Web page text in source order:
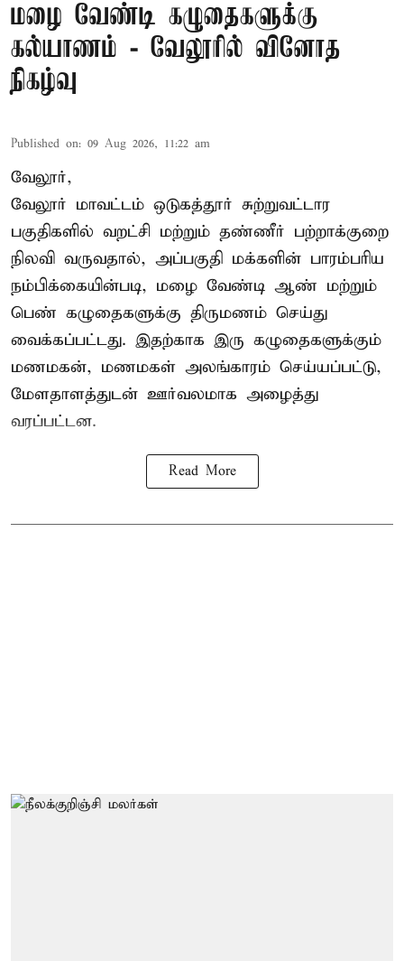
மழை வேண்டி கழுதைகளுக்கு
கல்யாணம் - வேலூரில் வினோத
நிகழ்வு
Published on: 09 Aug 2026, 11:22 am
வேலூர்,
வேலூர் மாவட்டம் ஒடுகத்தூர் சுற்றுவட்டார
பகுதிகளில் வறட்சி மற்றும் தண்ணீர் பற்றாக்குறை
நிலவி வருவதால், அப்பகுதி மக்களின் பாரம்பரிய
நம்பிக்கையின்படி, மழை வேண்டி ஆண் மற்றும்
பெண் கழுதைகளுக்கு திருமணம் செய்து
வைக்கப்பட்டது. இதற்காக இரு கழுதைகளுக்கும்
மணமகன், மணமகள் அலங்காரம் செய்யப்பட்டு,
மேளதாளத்துடன் ஊர்வலமாக அழைத்து
வரப்பட்டன.
Read More